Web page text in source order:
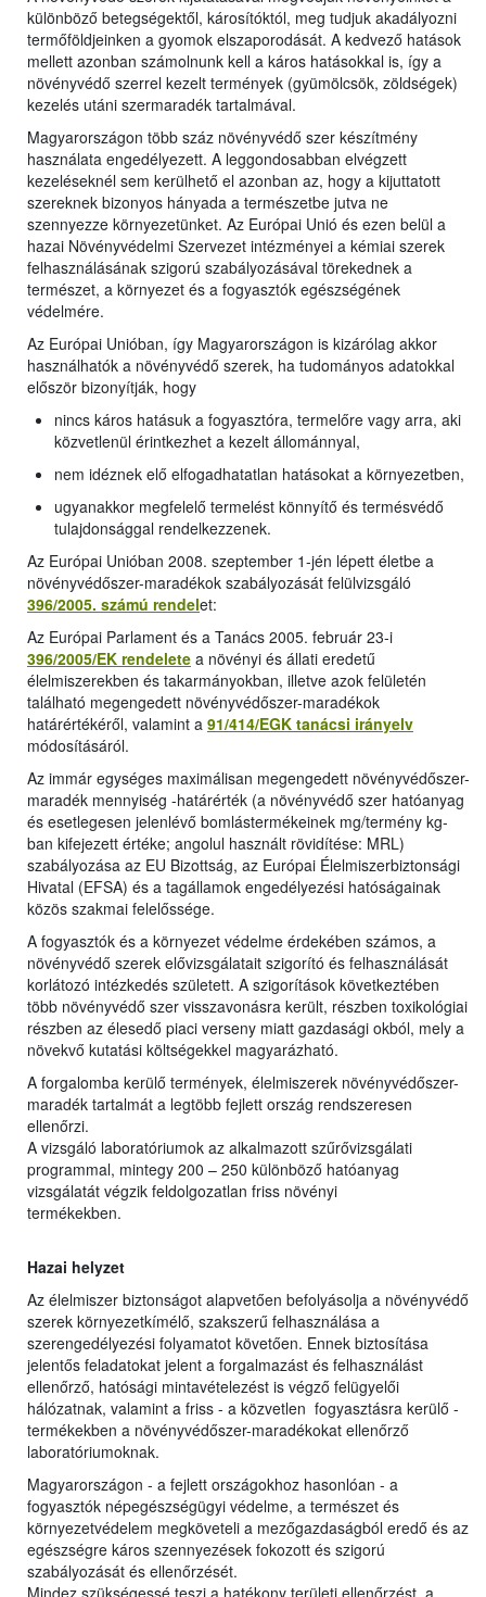
különböző betegségektől, károsítóktól, meg tudjuk akadályozni
termőföldjeinken a gyomok elszaporodását. A kedvező hatások
mellett azonban számolnunk kell a káros hatásokkal is, így a
növényvédő szerrel kezelt termények (gyümölcsök, zöldségek)
kezelés utáni szermaradék tartalmával.
Magyarországon több száz növényvédő szer készítmény
használata engedélyezett. A leggondosabban elvégzett
kezeléseknél sem kerülhető el azonban az, hogy a kijuttatott
szereknek bizonyos hányada a természetbe jutva ne
szennyezze környezetünket. Az Európai Unió és ezen belül a
hazai Növényvédelmi Szervezet intézményei a kémiai szerek
felhasználásának szigorú szabályozásával törekednek a
természet, a környezet és a fogyasztók egészségének
védelmére.
Az Európai Unióban, így Magyarországon is kizárólag akkor
használhatók a növényvédő szerek, ha tudományos adatokkal
először bizonyítják, hogy
nincs káros hatásuk a fogyasztóra, termelőre vagy arra, aki
közvetlenül érintkezhet a kezelt állománnyal,
nem idéznek elő elfogadhatatlan hatásokat a környezetben,
ugyanakkor megfelelő termelést könnyítő és termésvédő
tulajdonsággal rendelkezzenek.
Az Európai Unióban 2008. szeptember 1-jén lépett életbe a
növényvédőszer-maradékok szabályozását felülvizsgáló
396/2005. számú rendelet:
Az Európai Parlament és a Tanács 2005. február 23-i
396/2005/EK rendelete a növényi és állati eredetű
élelmiszerekben és takarmányokban, illetve azok felületén
található megengedett növényvédőszer-maradékok
határértékéről, valamint a 91/414/EGK tanácsi irányelv
módosításáról.
Az immár egységes maximálisan megengedett növényvédőszer-
maradék mennyiség -határérték (a növényvédő szer hatóanyag
és esetlegesen jelenlévő bomlástermékeinek mg/termény kg-
ban kifejezett értéke; angolul használt rövidítése: MRL)
szabályozása az EU Bizottság, az Európai Élelmiszerbiztonsági
Hivatal (EFSA) és a tagállamok engedélyezési hatóságainak
közös szakmai felelőssége.
A fogyasztók és a környezet védelme érdekében számos, a
növényvédő szerek elővizsgálatait szigorító és felhasználását
korlátozó intézkedés született. A szigorítások következtében
több növényvédő szer visszavonásra került, részben toxikológiai
részben az élesedő piaci verseny miatt gazdasági okból, mely a
növekvő kutatási költségekkel magyarázható.
A forgalomba kerülő termények, élelmiszerek növényvédőszer-
maradék tartalmát a legtöbb fejlett ország rendszeresen
ellenőrzi.
A vizsgáló laboratóriumok az alkalmazott szűrővizsgálati
programmal, mintegy 200 – 250 különböző hatóanyag
vizsgálatát végzik feldolgozatlan friss növényi
termékekben.
Hazai helyzet
Az élelmiszer biztonságot alapvetően befolyásolja a növényvédő
szerek környezetkímélő, szakszerű felhasználása a
szerengedélyezési folyamatot követően. Ennek biztosítása
jelentős feladatokat jelent a forgalmazást és felhasználást
ellenőrző, hatósági mintavételezést is végző felügyelői
hálózatnak, valamint a friss - a közvetlen fogyasztásra kerülő -
termékekben a növényvédőszer-maradékokat ellenőrző
laboratóriumoknak.
Magyarországon - a fejlett országokhoz hasonlóan - a
fogyasztók népegészségügyi védelme, a természet és
környezetvédelem megköveteli a mezőgazdaságból eredő és az
egészségre káros szennyezések fokozott és szigorú
szabályozását és ellenőrzését.